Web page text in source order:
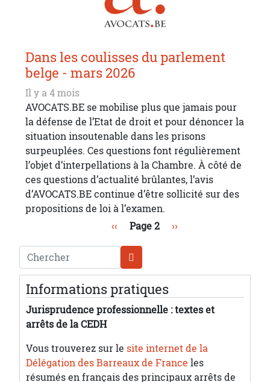
Dans les coulisses du parlement
belge - mars 2026
Il y a 4 mois
AVOCATS.BE se mobilise plus que jamais pour
la défense de l’Etat de droit et pour dénoncer la
situation insoutenable dans les prisons
surpeuplées. Ces questions font régulièrement
l’objet d’interpellations à la Chambre. À côté de
ces questions d’actualité brûlantes, l’avis
d’AVOCATS.BE continue d’être sollicité sur des
propositions de loi à l’examen.
Page précédente
‹‹ Page 2 Page suivante
››
Chercher
Informations pratiques
Jurisprudence professionnelle : textes et
arrêts de la CEDH
Vous trouverez sur le site internet de la
Délégation des Barreaux de France les
résumés en français des principaux arrêts de